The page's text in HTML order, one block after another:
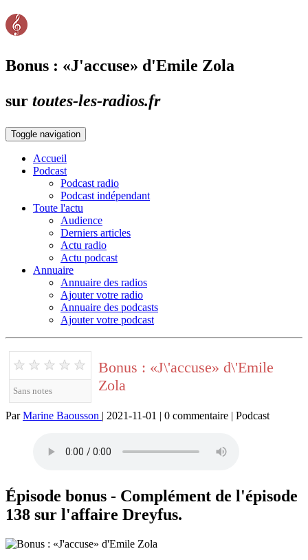
Bonus : «J'accuse» d'Emile Zola
sur toutes-les-radios.fr
Toggle navigation
Accueil
Podcast
Podcast radio
Podcast indépendant
Toute l'actu
Audience
Derniers articles
Actu radio
Actu podcast
Annuaire
Annuaire des radios
Ajouter votre radio
Annuaire des podcasts
Ajouter votre podcast
★ ★ ★ ★ ★
Sans notes
Bonus : «J\'accuse» d\'Emile
Zola
ParMarine Baousson | 2021-11-01 | 0 commentaire | Podcast
Épisode bonus - Complément de l'épisode
138 sur l'affaire Dreyfus.